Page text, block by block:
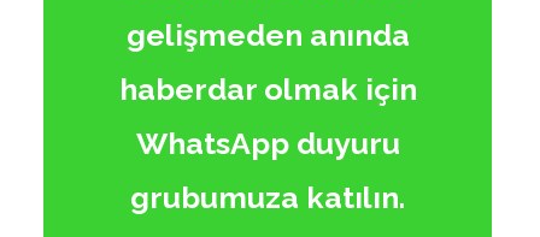
Ateş Yersu Gök
gelişmeden anında
haberdar olmak için
WhatsApp duyuru
grubumuza katılın.